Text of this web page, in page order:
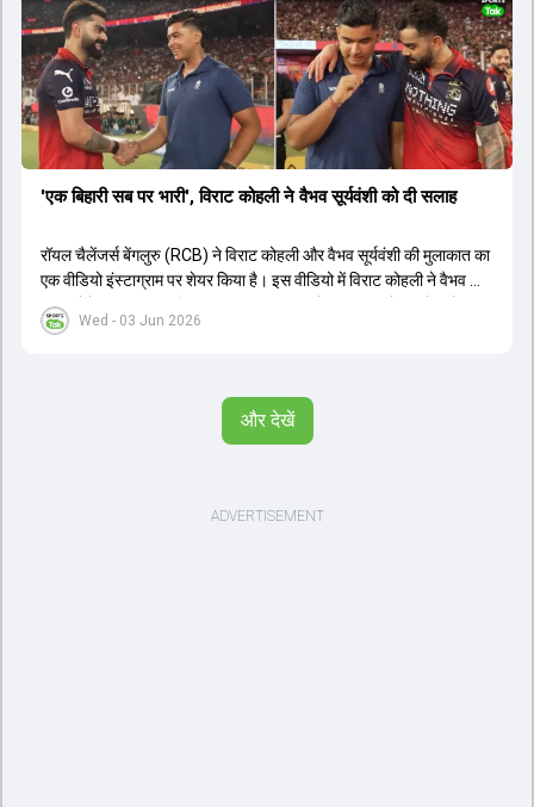
Wed - 03 Jun 2026
'एक बिहारी सब पर भारी', विराट कोहली ने वैभव सूर्यवंशी को दी सलाह
रॉयल चैलेंजर्स बेंगलुरु (RCB) ने विराट कोहली और वैभव सूर्यवंशी की मुलाकात का
एक वीडियो इंस्टाग्राम पर शेयर किया है। इस वीडियो में विराट कोहली ने वैभव को
सलाह देते हुए कहा, 'एक बिहारी सब पर भारी। बस गेम खत्म।' कोहली ने उन्हें खुद
पर विश्वास रखने और नकारात्मक बातों पर ध्यान न देने की सलाह दी। आईपीएल
सीरीज खेलेंगे। वहीं, विराट कोहली लंदन रवाना हो गए हैं और अगली वनडे सीरीज में
और देखें